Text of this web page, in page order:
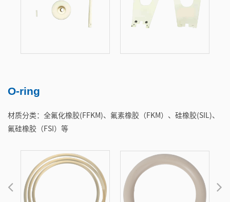
O-ring
材质分类：全氟化橡胶(FFKM)、氟素橡胶（FKM）、硅橡胶(SIL)、
氟硅橡胶（FSI）等